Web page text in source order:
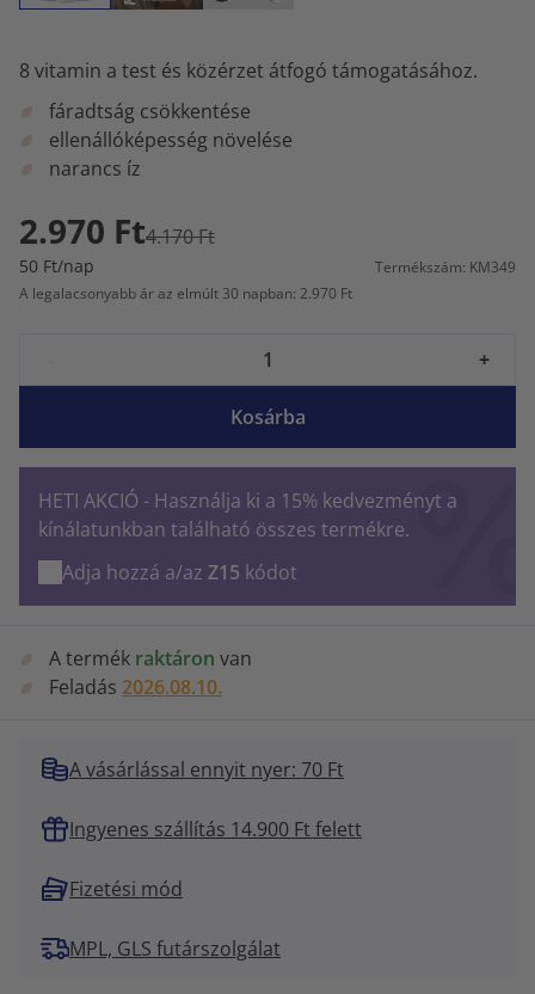
8 vitamin a test és közérzet átfogó támogatásához.
fáradtság csökkentése
ellenállóképesség növelése
narancs íz
2.970 Ft4.170 Ft
50 Ft/nap
Termékszám: KM349
A legalacsonyabb ár az elmúlt 30 napban: 2.970 Ft
+
Kosárba
HETI AKCIÓ - Használja ki a 15% kedvezményt a
kínálatunkban található összes termékre.
Adja hozzá a/az Z15 kódot
A termék raktáron van
Feladás 2026.08.10.
A vásárlással ennyit nyer: 70 Ft
Ingyenes szállítás 14.900 Ft felett
Fizetési mód
MPL, GLS futárszolgálat